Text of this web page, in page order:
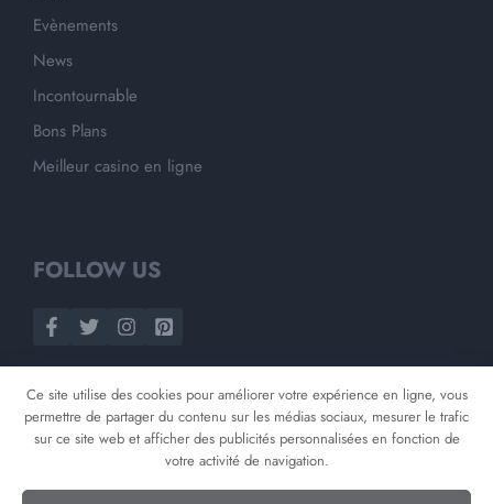
Evènements
News
Incontournable
Bons Plans
Meilleur casino en ligne
FOLLOW US
©2026Opnminded
Ce site utilise des cookies pour améliorer votre expérience en ligne, vous
permettre de partager du contenu sur les médias sociaux, mesurer le trafic
sur ce site web et afficher des publicités personnalisées en fonction de
votre activité de navigation.